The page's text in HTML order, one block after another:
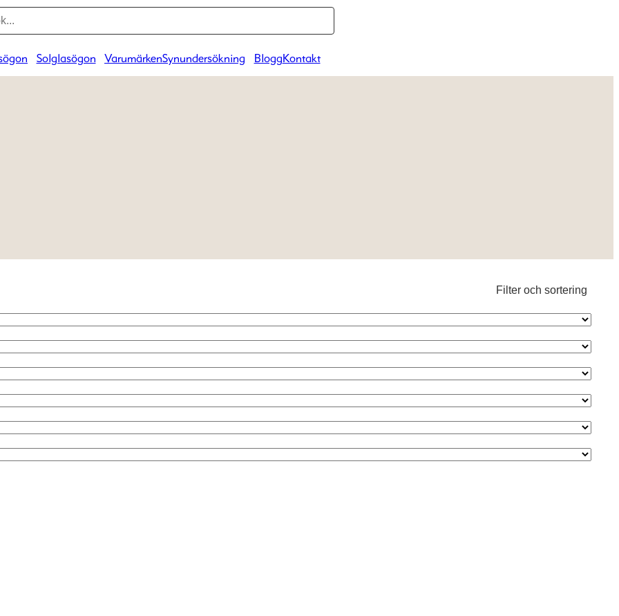
Solglasögon VarumärkenSynundersökning Blogg Kontakt
Filter och sortering